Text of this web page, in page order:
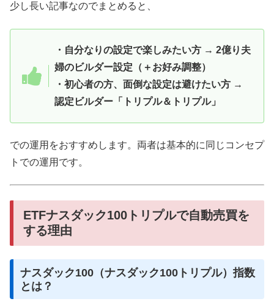
少し長い記事なのでまとめると、
・自分なりの設定で楽しみたい方 → 2億り夫
婦のビルダー設定（＋お好み調整）
・初心者の方、面倒な設定は避けたい方 →
認定ビルダー「トリプル＆トリプル」
での運用をおすすめします。両者は基本的に同じコンセプ
トでの運用です。
ETFナスダック100トリプルで自動売買を
する理由
ナスダック100（ナスダック100トリプル）指数
とは？